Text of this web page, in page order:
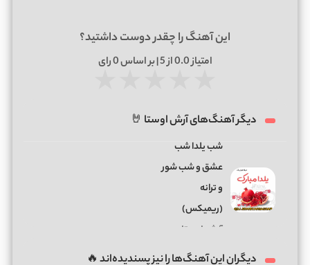
این آهنگ را چقدر دوست داشتید؟
امتیاز0.0از 5 | بر اساس 0رای
دیگر آهنگ‌های آرش اوستا 🤘
شب یلدا شب
عشق و شب شور
و ترانه
(ریمیکس)
آرش اوستا
دیگران این آهنگ‌ها را نیز پسندیده‌اند 🔥